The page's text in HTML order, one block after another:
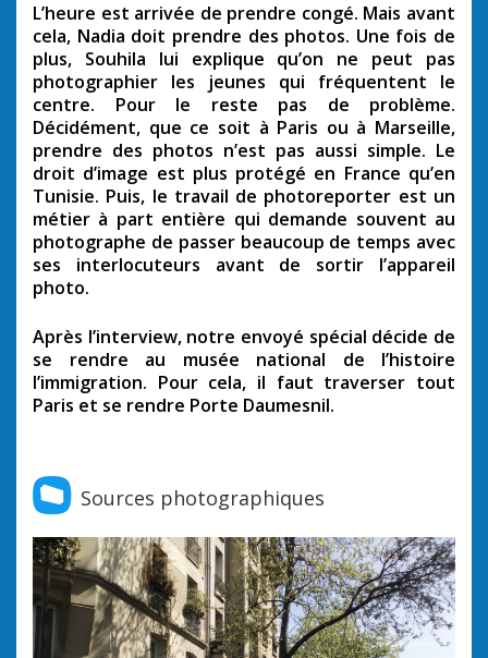
L’heure est arrivée de prendre congé. Mais avant
cela, Nadia doit prendre des photos. Une fois de
plus, Souhila lui explique qu’on ne peut pas
photographier les jeunes qui fréquentent le
centre. Pour le reste pas de problème.
Décidément, que ce soit à Paris ou à Marseille,
prendre des photos n’est pas aussi simple. Le
droit d’image est plus protégé en France qu’en
Tunisie. Puis, le travail de photoreporter est un
métier à part entière qui demande souvent au
photographe de passer beaucoup de temps avec
ses interlocuteurs avant de sortir l’appareil
photo.
Après l’interview, notre envoyé spécial décide de
se rendre au musée national de l’histoire
l’immigration. Pour cela, il faut traverser tout
Paris et se rendre Porte Daumesnil.
Sources photographiques